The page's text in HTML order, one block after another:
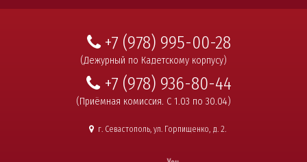
+7 (978) 995-00-28
(Дежурный по Кадетскому корпусу)
+7 (978) 936-80-44
(Приёмная комиссия. С 1.03 по 30.04)
г. Севастополь, ул. Горпищенко, д. 2.